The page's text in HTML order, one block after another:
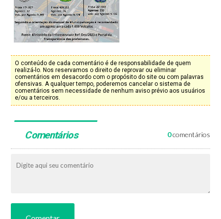
O conteúdo de cada comentário é de responsabilidade de quem
realizá-lo. Nos reservamos o direito de reprovar ou eliminar
comentários em desacordo com o propósito do site ou com palavras
ofensivas. A qualquer tempo, poderemos cancelar o sistema de
comentários sem necessidade de nenhum aviso prévio aos usuários
e/ou a terceiros.
Comentários 0comentários